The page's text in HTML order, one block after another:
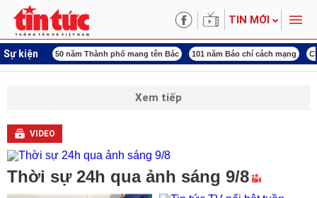
TIN MỚI
Sự kiện
50 năm Thành phố mang tên Bác 101 năm Báo chí cách mạng Chiến dịch
Xem tiếp
VIDEO
Thời sự 24h qua ảnh sáng 9/8